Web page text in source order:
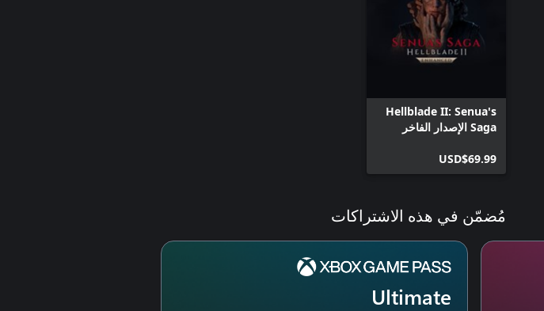
Hellblade II: Senua's
Saga الإصدار الفاخر
USD$69.99
مُضمّن في هذه الاشتراكات
Ultimate